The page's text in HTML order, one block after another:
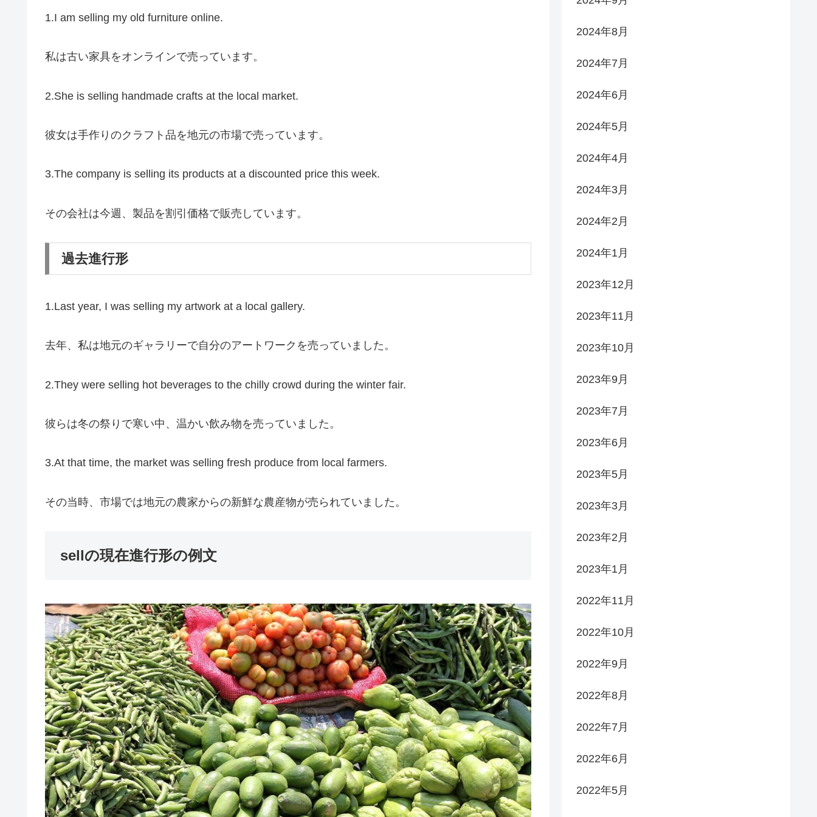
1.I am selling my old furniture online.
私は古い家具をオンラインで売っています。
2.She is selling handmade crafts at the local market.
彼女は手作りのクラフト品を地元の市場で売っています。
3.The company is selling its products at a discounted price this week.
その会社は今週、製品を割引価格で販売しています。
過去進行形
1.Last year, I was selling my artwork at a local gallery.
去年、私は地元のギャラリーで自分のアートワークを売っていました。
2.They were selling hot beverages to the chilly crowd during the winter fair.
彼らは冬の祭りで寒い中、温かい飲み物を売っていました。
3.At that time, the market was selling fresh produce from local farmers.
その当時、市場では地元の農家からの新鮮な農産物が売られていました。
sellの現在進行形の例文
2024年8月
2024年7月
2024年6月
2024年5月
2024年4月
2024年3月
2024年2月
2024年1月
2023年12月
2023年11月
2023年10月
2023年9月
2023年7月
2023年6月
2023年5月
2023年3月
2023年2月
2023年1月
2022年11月
2022年10月
2022年9月
2022年8月
2022年7月
2022年6月
2022年5月